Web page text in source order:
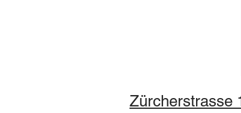
Zürcherstrasse